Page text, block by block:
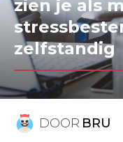
zien je als
zelfstandig
DOOR BRU